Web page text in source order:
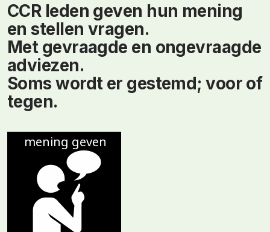
CCR leden geven hun mening
en stellen vragen.
Met gevraagde en ongevraagde
adviezen.
Soms wordt er gestemd; voor of
tegen.